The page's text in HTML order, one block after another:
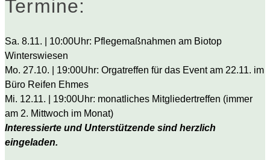
Termine:
Sa. 8.11. | 10:00Uhr: Pflegemaßnahmen am Biotop
Winterswiesen
Mo. 27.10. | 19:00Uhr: Orgatreffen für das Event am 22.11. im
Büro Reifen Ehmes
Mi. 12.11. | 19:00Uhr: monatliches Mitgliedertreffen (immer
am 2. Mittwoch im Monat)
Interessierte und Unterstützende sind herzlich
eingeladen.